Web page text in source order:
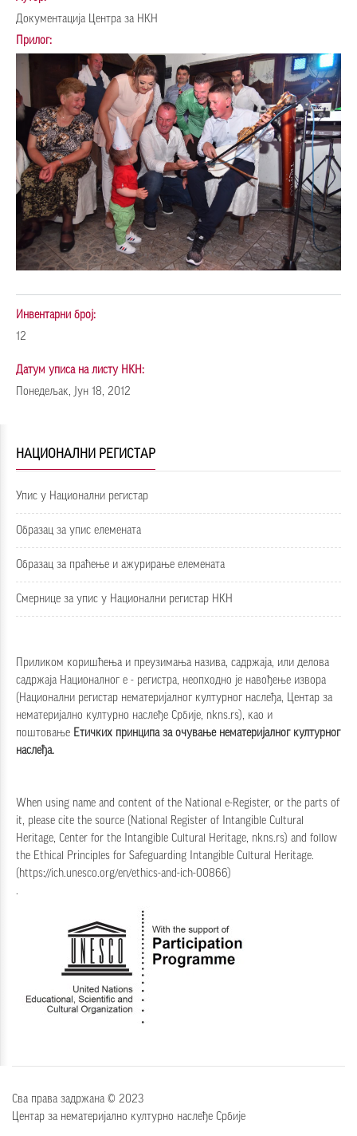
Документација Центра за НКН
Прилог:
Инвентарни број:
12
Датум уписа на листу НКН:
Понедељак, Јун 18, 2012
НАЦИОНАЛНИ РЕГИСТАР
Упис у Национални регистар
Образац за упис елемената
Образац за праћење и ажурирање елемената
Смернице за упис у Национални регистар НКН
Приликом коришћења и преузимања назива, садржаја, или делова
садржаја Националног е - регистра, неопходно је навођење извора
(Национални регистар нематеријалног културног наслеђа, Центар за
нематеријално културно наслеђе Србије, nkns.rs), као и
поштовање Етичких принципа за очување нематеријалног културног
наслеђа.
When using name and content of the National e-Register, or the parts of
it, please cite the source (National Register of Intangible Cultural
Heritage, Center for the Intangible Cultural Heritage, nkns.rs) and follow
the Ethical Principles for Safeguarding Intangible Cultural Heritage.
https://ich.unesco.org/en/ethics-and-ich-00866)
.
Сва права задржана © 2023
Центар за нематеријално културно наслеђе Србије